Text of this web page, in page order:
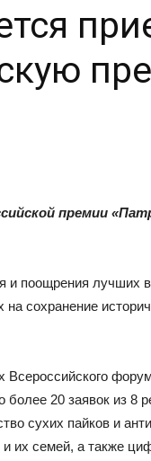
премии
поощрения лучших
сохранение
Всероссийского
20 заявок из 8
сухих пайков и
и их семей, а также